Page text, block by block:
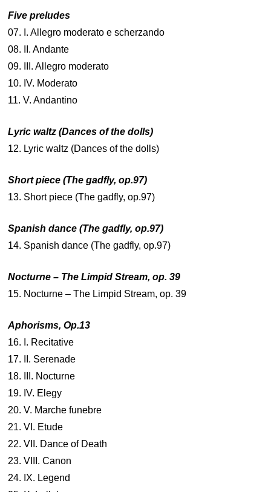
Five preludes
07. I. Allegro moderato e scherzando
08. II. Andante
09. III. Allegro moderato
10. IV. Moderato
11. V. Andantino
Lyric waltz (Dances of the dolls)
12. Lyric waltz (Dances of the dolls)
Short piece (The gadfly, op.97)
13. Short piece (The gadfly, op.97)
Spanish dance (The gadfly, op.97)
14. Spanish dance (The gadfly, op.97)
Nocturne – The Limpid Stream, op. 39
15. Nocturne – The Limpid Stream, op. 39
Aphorisms, Op.13
16. I. Recitative
17. II. Serenade
18. III. Nocturne
19. IV. Elegy
20. V. Marche funebre
21. VI. Etude
22. VII. Dance of Death
23. VIII. Canon
24. IX. Legend